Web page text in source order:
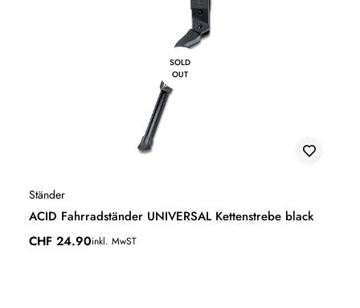
SOLD
OUT
Ständer
ACID Fahrradständer UNIVERSAL Kettenstrebe black
CHF 24.90inkl. MwST